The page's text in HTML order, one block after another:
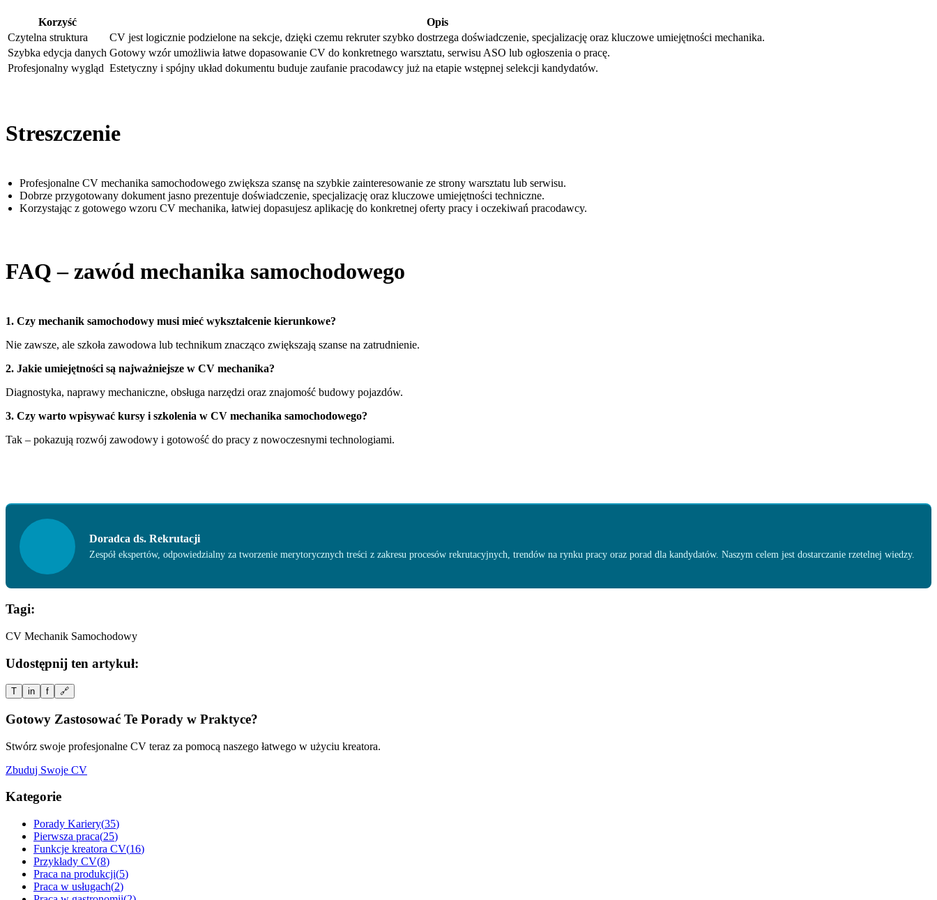
Korzyść
Opis
Czytelna struktura
CV jest logicznie podzielone na sekcje, dzięki czemu rekruter szybko dostrzega doświadczenie, specjalizację oraz kluczowe umiejętności mechanika.
Szybka edycja danych Gotowy wzór umożliwia łatwe dopasowanie CV do konkretnego warsztatu, serwisu ASO lub ogłoszenia o pracę.
Profesjonalny wygląd Estetyczny i spójny układ dokumentu buduje zaufanie pracodawcy już na etapie wstępnej selekcji kandydatów.
Streszczenie
Profesjonalne CV mechanika samochodowego zwiększa szansę na szybkie zainteresowanie ze strony warsztatu lub serwisu.
Dobrze przygotowany dokument jasno prezentuje doświadczenie, specjalizację oraz kluczowe umiejętności techniczne.
Korzystając z gotowego wzoru CV mechanika, łatwiej dopasujesz aplikację do konkretnej oferty pracy i oczekiwań pracodawcy.
FAQ – zawód mechanika samochodowego
1. Czy mechanik samochodowy musi mieć wykształcenie kierunkowe?
Nie zawsze, ale szkoła zawodowa lub technikum znacząco zwiększają szanse na zatrudnienie.
2. Jakie umiejętności są najważniejsze w CV mechanika?
Diagnostyka, naprawy mechaniczne, obsługa narzędzi oraz znajomość budowy pojazdów.
3. Czy warto wpisywać kursy i szkolenia w CV mechanika samochodowego?
Tak – pokazują rozwój zawodowy i gotowość do pracy z nowoczesnymi technologiami.
Doradca ds. Rekrutacji
Zespół ekspertów, odpowiedzialny za tworzenie merytorycznych treści z zakresu procesów rekrutacyjnych, trendów na rynku pracy oraz porad dla kandydatów. Naszym celem jest dostarczanie rzetelnej wiedzy.
Tagi:
CV Mechanik Samochodowy
Udostępnij ten artykuł:
T in f 🔗
Gotowy Zastosować Te Porady w Praktyce?
Stwórz swoje profesjonalne CV teraz za pomocą naszego łatwego w użyciu kreatora.
Zbuduj Swoje CV
Kategorie
Porady Kariery(35)
Pierwsza praca(25)
Funkcje kreatora CV(16)
Przykłady CV(8)
Praca na produkcji(5)
Praca w usługach(2)